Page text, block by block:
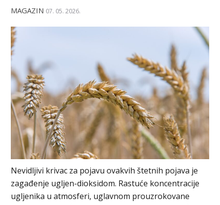
MAGAZIN 07. 05. 2026.
Nevidljivi krivac za pojavu ovakvih štetnih pojava je
zagađenje ugljen-dioksidom. Rastuće koncentracije
ugljenika u atmosferi, uglavnom prouzrokovane